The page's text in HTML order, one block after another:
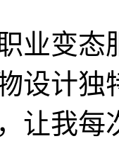
业变态
设计独
让我每